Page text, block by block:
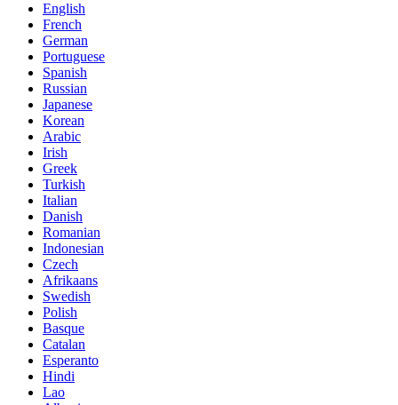
English
French
German
Portuguese
Spanish
Russian
Japanese
Korean
Arabic
Irish
Greek
Turkish
Italian
Danish
Romanian
Indonesian
Czech
Afrikaans
Swedish
Polish
Basque
Catalan
Esperanto
Hindi
Lao